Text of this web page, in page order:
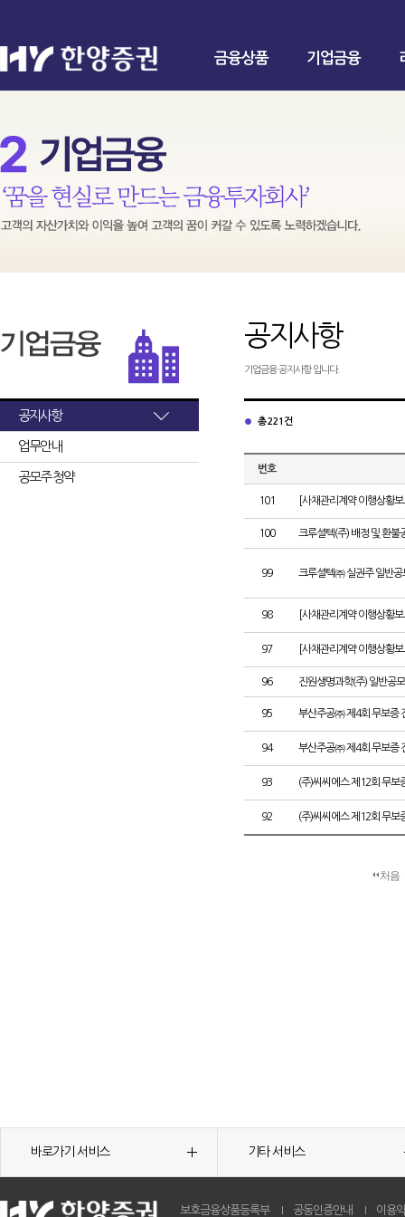
금융상품 기업금융
공지사항
업무안내
공모주 청약
공지사항
기업금융 공지사항 입니다.
총 221건
번호
101 [사채관리계약 이행상황
100 크루셜텍(주) 배정 및 환불
99 크루셜텍㈜ 실권주 일반공
98 [사채관리계약 이행상황
97 [사채관리계약 이행상황
96 진원생명과학(주) 일반공
95 부산주공㈜ 제4회 무보증
94 부산주공㈜ 제4회 무보증
93 (주)씨씨에스 제12회 무보
92 (주)씨씨에스 제12회 무보
처음
바로가기 서비스 기타 서비스
보호금융상품등록부 공동인증안내 이용